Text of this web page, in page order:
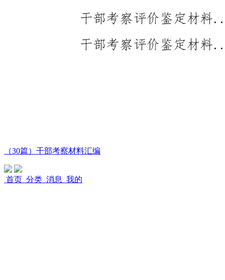
（30篇）干部考察材料汇编
首页 分类 消息 我的